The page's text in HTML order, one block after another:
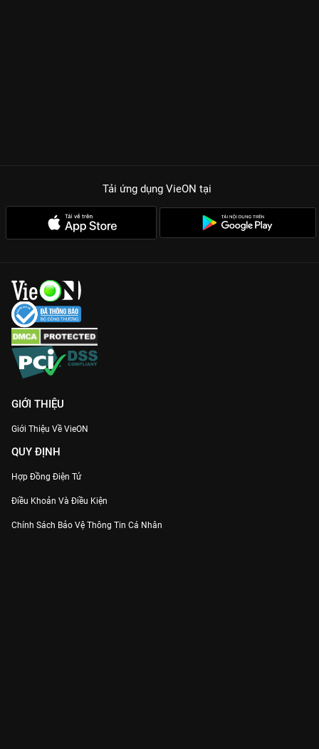
Tải ứng dụng VieON tại
GIỚI THIỆU
Giới Thiệu Về VieON
QUY ĐỊNH
Hợp Đồng Điện Tử
Điều Khoản Và Điều Kiện
Chính Sách Bảo Vệ Thông Tin Cá Nhân